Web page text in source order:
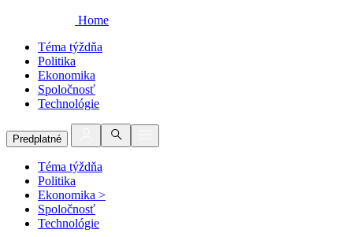
Home
Téma týždňa
Politika
Ekonomika
Spoločnosť
Technológie
Predplatné
Téma týždňa
Politika
Ekonomika >
Spoločnosť
Technológie